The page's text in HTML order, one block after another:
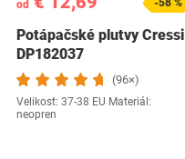
od -58 %
Potápačské plutvy Cressi
DP182037
(96×)
Velikost: 37-38 EU Materiál:
neopren